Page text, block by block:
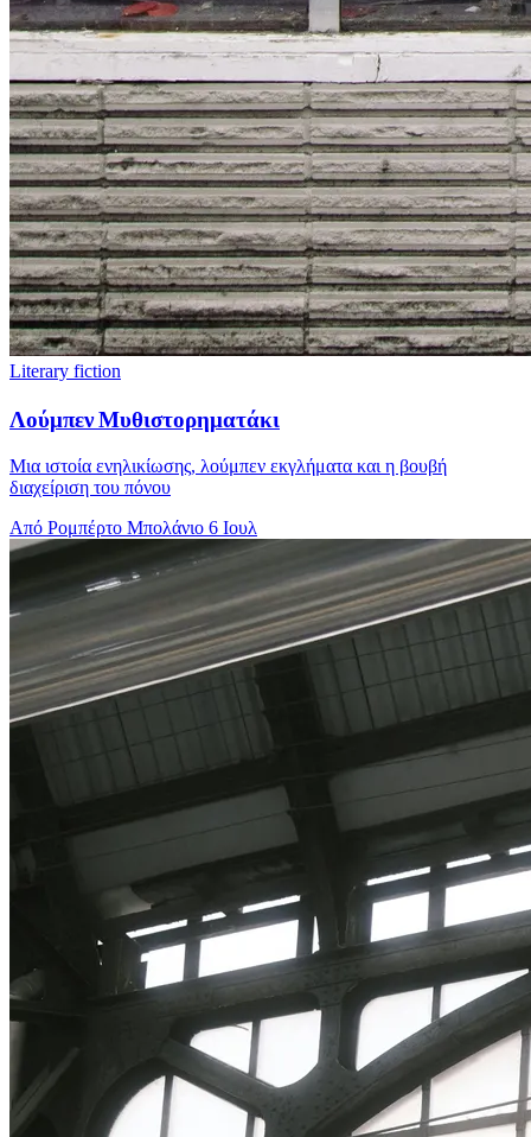
Literary fiction
Λούμπεν Μυθιστορηματάκι
Μια ιστοία ενηλικίωσης, λούμπεν εκγλήματα και η βουβή
διαχείριση του πόνου
Από Ρομπέρτο Μπολάνιο 6 Ιουλ